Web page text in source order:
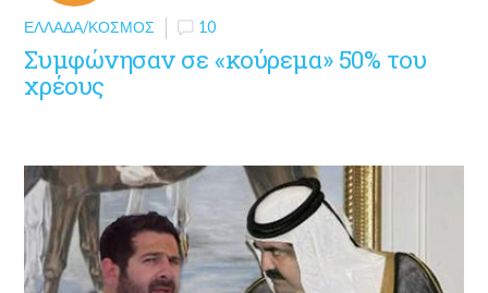
ΕΛΛΆΔΑ/ΚΌΣΜΟΣ 10
Συμφώνησαν σε «κούρεμα» 50% του
χρέους